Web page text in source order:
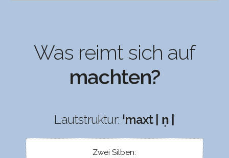
Was reimt sich auf
machten?
Lautstruktur: ˈmaxt | n̩ |
Zwei Silben: